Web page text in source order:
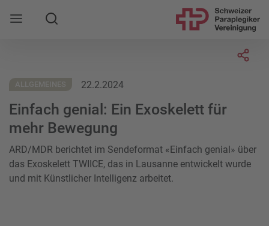
Mobile Navigation öffnen
Suche
ALLGEMEINES 22.2.2024
Einfach genial: Ein Exoskelett für
mehr Bewegung
ARD/MDR berichtet im Sendeformat «Einfach genial» über
das Exoskelett TWIICE, das in Lausanne entwickelt wurde
und mit Künstlicher Intelligenz arbeitet.